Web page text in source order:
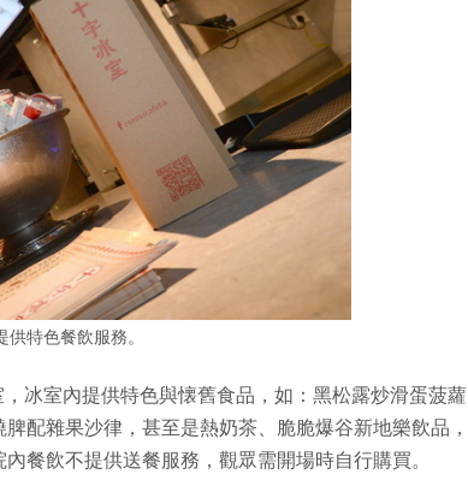
供特色餐飲服務。
冰室內提供特色與懐舊食品，如：黑松露炒滑蛋菠蘿
配雜果沙律，甚至是熱奶茶、脆脆爆谷新地樂飲品，
餐飲不提供送餐服務，觀眾需開場時自行購買。